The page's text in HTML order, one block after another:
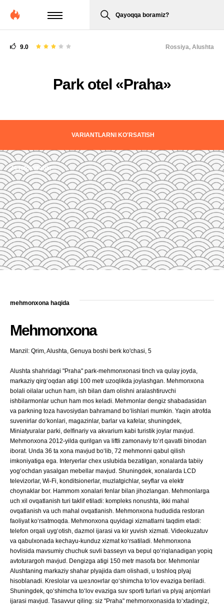
Qayoqqa boramiz?
9.0
Park otel «Praha»
Rossiya, Alushta
VARIANTLARNI KO'RSATISH
24 fotosuratlar
mehmonxona haqida
Mehmonxona
Manzil: Qrim, Alushta, Genuya boshi berk ko'chasi, 5
Alushta shahridagi "Praha" park-mehmonxonasi tinch va qulay joyda,
markaziy qirg‘oqdan atigi 100 metr uzoqlikda joylashgan. Mehmonxona
bolali oilalar uchun ham, ish bilan dam olishni aralashtiruvchi
ishbilarmonlar uchun ham mos keladi. Mehmonlar dengiz shabadasidan
va parkning toza havosiydan bahramand bo‘lishlari mumkin. Yaqin atrofda
suvenirlar do‘konlari, magazinlar, barlar va kafelar, shuningdek,
Miniatyuralar parki, delfinariy va akvarium kabi turistik joylar mavjud.
Mehmonxona 2012-yilda qurilgan va liftli zamonaviy to‘rt qavatli binodan
iborat. Unda 36 ta xona mavjud bo‘lib, 72 mehmonni qabul qilish
imkoniyatiga ega. Interyerlar chex uslubida bezatilgan, xonalarda tabiiy
yog‘ochdan yasalgan mebellar mavjud. Shuningdek, xonalarda LCD
televizorlar, Wi-Fi, konditsionerlar, muzlatgichlar, seyflar va elektr
choynaklar bor. Hammom xonalari fenlar bilan jihozlangan. Mehmonlarga
uch xil ovqatlanish turi taklif etiladi: kompleks nonushta, ikki mahal
ovqatlanish va uch mahal ovqatlanish. Mehmonxona hududida restoran
faoliyat ko‘rsatmoqda. Mehmonxona quyidagi xizmatlarni taqdim etadi:
telefon orqali uyg‘otish, dazmol ijarasi va kir yuvish xizmati. Videokuzatuv
va qabulxonada kechayu-kunduz xizmat ko‘rsatiladi. Mehmonxona
hovlisida mavsumiy chuchuk suvli basseyn va bepul qo‘riqlanadigan yopiq
avtoturargoh mavjud. Dengizga atigi 150 metr masofa bor. Mehmonlar
Alushtaning markaziy shahar plyajida dam olishadi, u toshloq plyaj
hisoblanadi. Kreslolar va шезлонгlar qo‘shimcha to‘lov evaziga beriladi.
Shuningdek, qo‘shimcha to‘lov evaziga suv sporti turlari va plyaj anjomlari
ijarasi mavjud. Tasavvur qiling: siz "Praha" mehmonxonasida to‘xtadingiz,